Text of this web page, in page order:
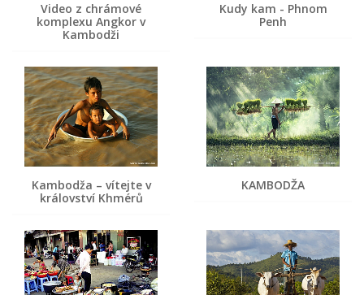
Video z chrámové
komplexu Angkor v
Kambodži
Kudy kam - Phnom
Penh
Kambodža – vítejte v
království Khmérů
KAMBODŽA